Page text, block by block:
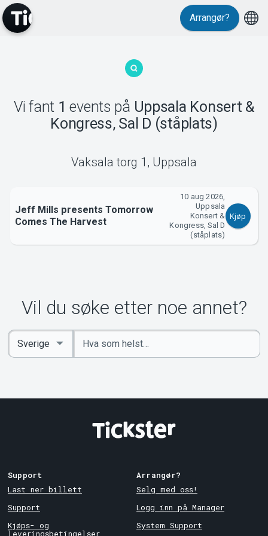
MyTickster
Om Tickster
Arrangør?
Vi fant 1 events på Uppsala Konsert &
Kongress, Sal D (ståplats)
Vaksala torg 1 , Uppsala
Jeff Mills presents Tomorrow
Comes The Harvest
10 aug 2026,
Uppsala
Konsert &
Kongress, Sal D
(ståplats)
Kjøp
Vil du søke etter noe annet?
Angi
nøkkelord
Select
Country
Support
Last ner billett
Support
Kjøps- og
leveringsbetingelser
Arrangør?
Selg med oss!
Logg inn på Manager
System Support